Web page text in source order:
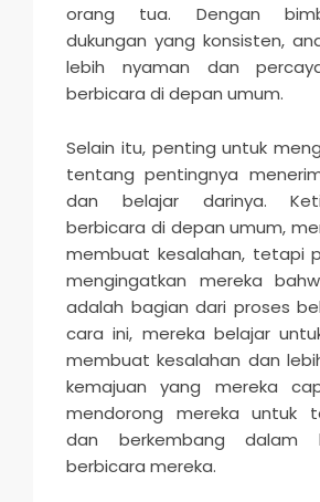
orang tua. Dengan
dukungan yang konsisten,
lebih nyaman dan
berbicara di depan umum.
Selain itu, penting untuk
tentang pentingnya
dan belajar darinya.
berbicara di depan umum,
membuat kesalahan, tetapi
mengingatkan mereka
adalah bagian dari proses
cara ini, mereka belajar
membuat kesalahan dan
kemajuan yang mereka
mendorong mereka untuk
dan berkembang dalam
berbicara mereka.